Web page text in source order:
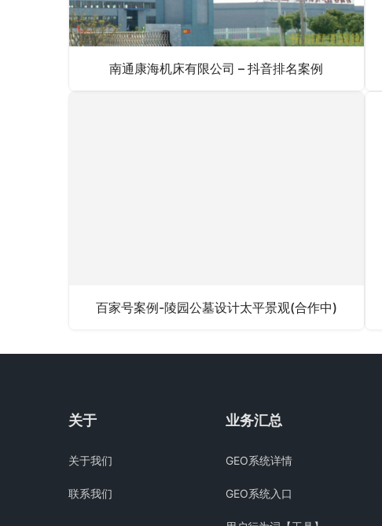
南通康海机床有限公司 – 抖音排名案例
百家号案例-陵园公墓设计太平景观(合作中)
关于
关于我们
联系我们
业务汇总
GEO系统详情
GEO系统入口